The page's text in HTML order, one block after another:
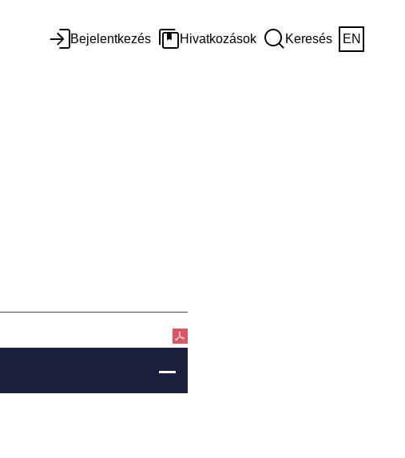
Bejelentkezés Hivatkozások Keresés EN